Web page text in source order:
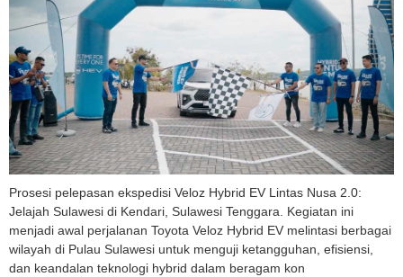
Prosesi pelepasan ekspedisi Veloz Hybrid EV Lintas Nusa 2.0:
Jelajah Sulawesi di Kendari, Sulawesi Tenggara. Kegiatan ini
menjadi awal perjalanan Toyota Veloz Hybrid EV melintasi berbagai
wilayah di Pulau Sulawesi untuk menguji ketangguhan, efisiensi,
dan keandalan teknologi hybrid dalam beragam kon